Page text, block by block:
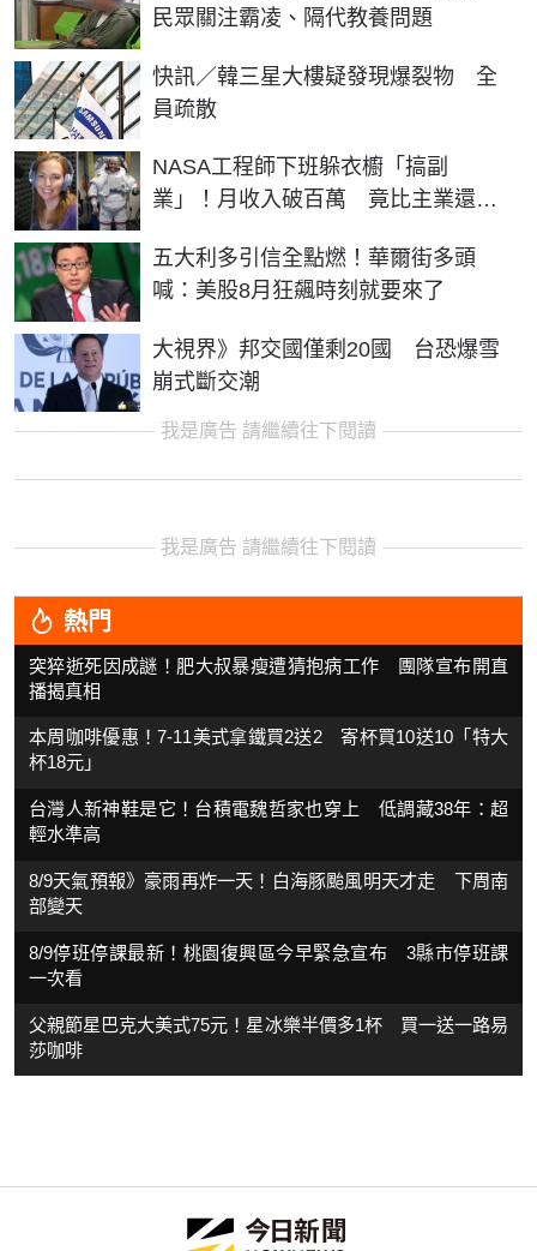
民眾關注霸凌、隔代教養問題
快訊／韓三星大樓疑發現爆裂物 全
員疏散
NASA工程師下班躲衣櫥「搞副
業」！月收入破百萬 竟比主業還賺
五大利多引信全點燃！華爾街多頭
喊：美股8月狂飆時刻就要來了
大視界》邦交國僅剩20國 台恐爆雪
崩式斷交潮
我是廣告 請繼續往下閱讀
我是廣告 請繼續往下閱讀
熱門
突猝逝死因成謎！肥大叔暴瘦遭猜抱病工作 團隊宣布開直
播揭真相
本周咖啡優惠！7-11美式拿鐵買2送2 寄杯買10送10「特大
杯18元」
台灣人新神鞋是它！台積電魏哲家也穿上 低調藏38年：超
輕水準高
8/9天氣預報》豪雨再炸一天！白海豚颱風明天才走 下周南
部變天
8/9停班停課最新！桃園復興區今早緊急宣布 3縣市停班課
一次看
父親節星巴克大美式75元！星冰樂半價多1杯 買一送一路易
莎咖啡